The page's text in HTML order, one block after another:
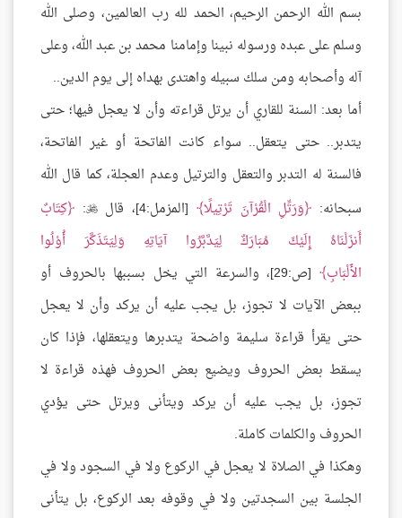
بسم الله الرحمن الرحيم، الحمد لله رب العالمين، وصلى الله
وسلم على عبده ورسوله نبينا وإمامنا محمد بن عبد الله، وعلى
آله وأصحابه ومن سلك سبيله واهتدى بهداه إلى يوم الدين..
أما بعد: السنة للقاري أن يرتل قراءته وأن لا يعجل فيها؛ حتى
يتدبر.. حتى يتعقل.. سواء كانت الفاتحة أو غير الفاتحة،
فالسنة له التدبر والتعقل والترتيل وعدم العجلة، كما قال الله
سبحانه:
وَرَتِّلِ الْقُرْآنَ تَرْتِيلًا [المزمل:4]، قال 
:
كِتَابٌ
أَنزَلْنَاهُ إِلَيْكَ مُبَارَكٌ لِيَدَّبَّرُوا آيَاتِهِ وَلِيَتَذَكَّرَ أُوْلُوا
الأَلْبَابِ
[ص:29]، والسرعة التي يخل بسببها بالحروف أو
ببعض الآيات لا تجوز، بل يجب عليه أن يركد وأن لا يعجل
حتى يقرأ قراءة سليمة واضحة يتدبرها ويتعقلها، فإذا كان
يسقط بعض الحروف ويضيع بعض الحروف فهذه قراءة لا
تجوز، بل يجب عليه أن يركد ويتأنى ويرتل حتى يؤدي
الحروف والكلمات كاملة.
وهكذا في الصلاة لا يعجل في الركوع ولا في السجود ولا في
الجلسة بين السجدتين ولا في وقوفه بعد الركوع، بل يتأنى